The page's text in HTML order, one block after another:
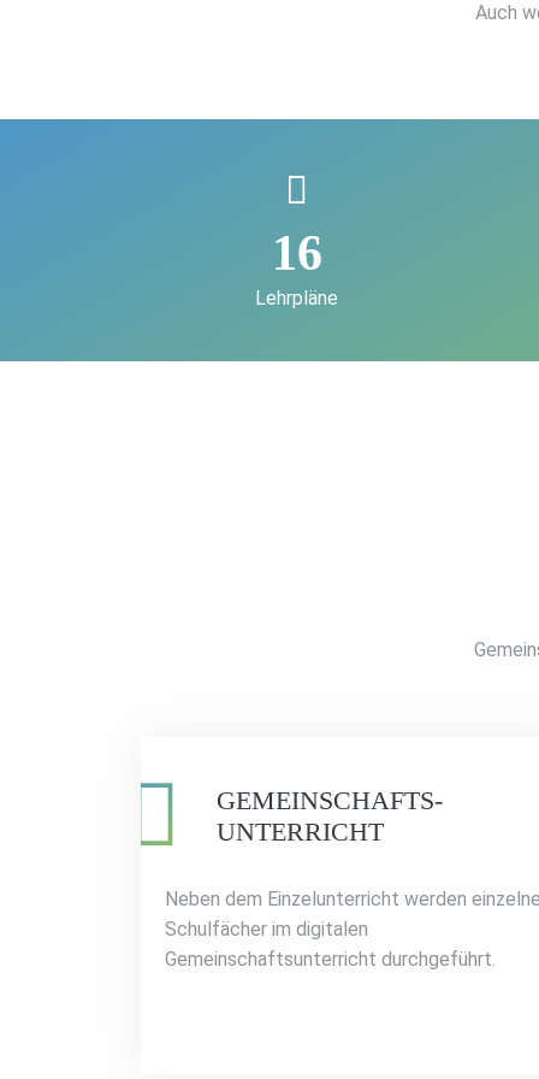
Auch
16
Lehrpläne
GEMEINSCHAFTS-
UNTERRICHT
Neben dem Einzelunterricht werden
Schulfächer im digitalen
Gemeinschaftsunterricht durchgeführt.